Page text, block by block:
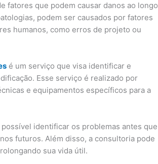
fatores que podem causar danos ao longo
podem ser causados por fatores
humanos, como erros de projeto ou
é um serviço que visa identificar e
Esse serviço é realizado por
e equipamentos específicos para a
identificar os problemas antes que
futuros. Além disso, a consultoria pode
sua vida útil.